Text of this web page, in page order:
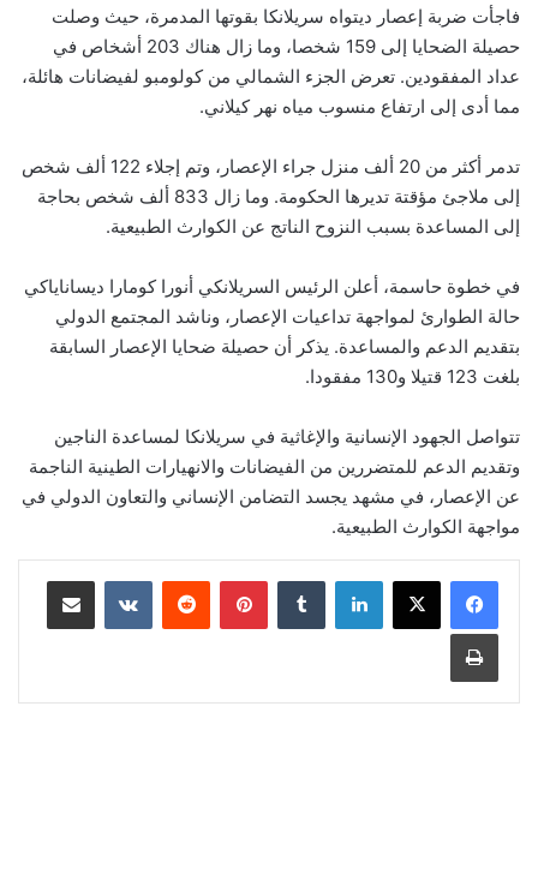
فاجأت ضربة إعصار ديتواه سريلانكا بقوتها المدمرة، حيث وصلت
حصيلة الضحايا إلى 159 شخصا، وما زال هناك 203 أشخاص في
عداد المفقودين. تعرض الجزء الشمالي من كولومبو لفيضانات هائلة،
مما أدى إلى ارتفاع منسوب مياه نهر كيلاني.
تدمر أكثر من 20 ألف منزل جراء الإعصار، وتم إجلاء 122 ألف شخص
إلى ملاجئ مؤقتة تديرها الحكومة. وما زال 833 ألف شخص بحاجة
إلى المساعدة بسبب النزوح الناتج عن الكوارث الطبيعية.
في خطوة حاسمة، أعلن الرئيس السريلانكي أنورا كومارا ديساناياكي
حالة الطوارئ لمواجهة تداعيات الإعصار، وناشد المجتمع الدولي
بتقديم الدعم والمساعدة. يذكر أن حصيلة ضحايا الإعصار السابقة
بلغت 123 قتيلا و130 مفقودا.
تتواصل الجهود الإنسانية والإغاثية في سريلانكا لمساعدة الناجين
وتقديم الدعم للمتضررين من الفيضانات والانهيارات الطينية الناجمة
عن الإعصار، في مشهد يجسد التضامن الإنساني والتعاون الدولي في
مواجهة الكوارث الطبيعية.
لينكدإن بينتيريست